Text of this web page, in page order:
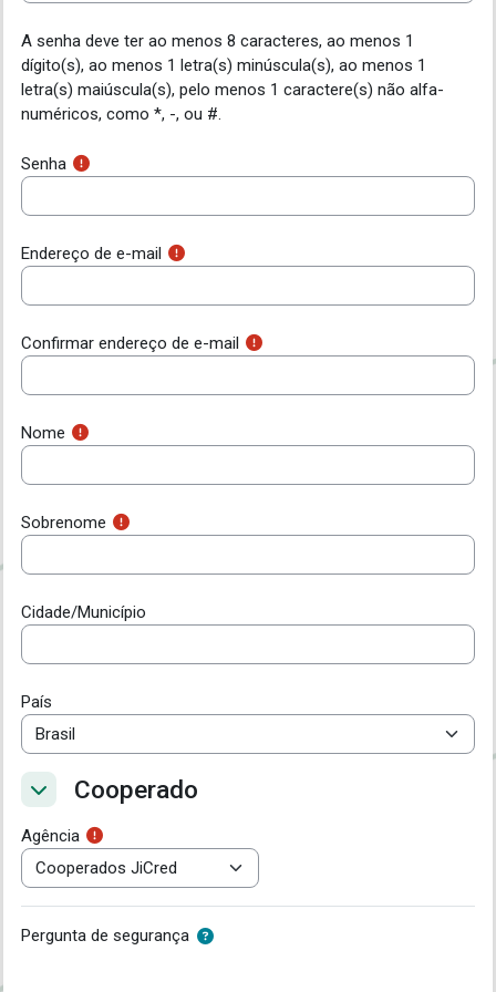
A senha deve ter ao menos 8 caracteres, ao menos 1
dígito(s), ao menos 1 letra(s) minúscula(s), ao menos 1
letra(s) maiúscula(s), pelo menos 1 caractere(s) não alfa-
numéricos, como *, -, ou #.
Senha
Endereço de e-mail
Confirmar endereço de e-mail
Nome
Sobrenome
Cidade/Município
País
Cooperado
Cooperado
Cooperado
Agência
Pergunta de segurança